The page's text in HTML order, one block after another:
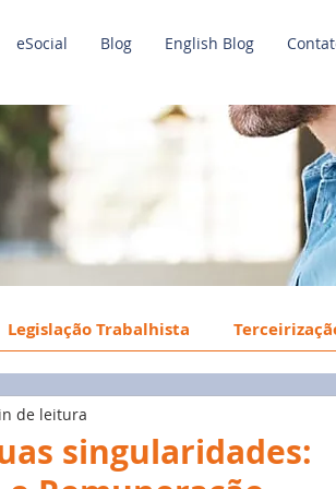
eSocial Blog English Blog
Legislação Trabalhista
singularidades:
de leitura